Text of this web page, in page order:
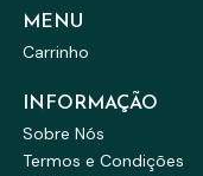
MENU
Carrinho
INFORMAÇÃO
Sobre Nós
Termos e Condições